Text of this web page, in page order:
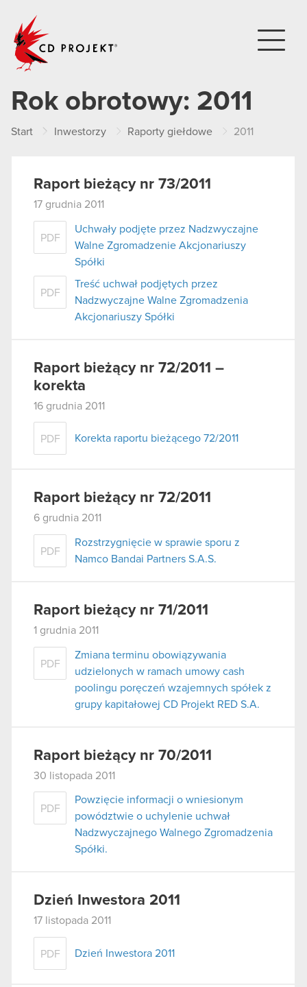
Rok obrotowy: 2011
Start Inwestorzy Raporty giełdowe 2011
Raport bieżący nr 73/2011
17 grudnia 2011
PDF
Uchwały podjęte przez Nadzwyczajne
Walne Zgromadzenie Akcjonariuszy
Spółki
PDF
Treść uchwał podjętych przez
Nadzwyczajne Walne Zgromadzenia
Akcjonariuszy Spółki
Raport bieżący nr 72/2011 –
korekta
16 grudnia 2011
PDF Korekta raportu bieżącego 72/2011
Raport bieżący nr 72/2011
6 grudnia 2011
PDF
Rozstrzygnięcie w sprawie sporu z
Namco Bandai Partners S.A.S.
Raport bieżący nr 71/2011
1 grudnia 2011
PDF
Zmiana terminu obowiązywania
udzielonych w ramach umowy cash
poolingu poręczeń wzajemnych spółek z
grupy kapitałowej CD Projekt RED S.A.
Raport bieżący nr 70/2011
30 listopada 2011
PDF
Powzięcie informacji o wniesionym
powództwie o uchylenie uchwał
Nadzwyczajnego Walnego Zgromadzenia
Spółki.
Dzień Inwestora 2011
17 listopada 2011
PDF Dzień Inwestora 2011